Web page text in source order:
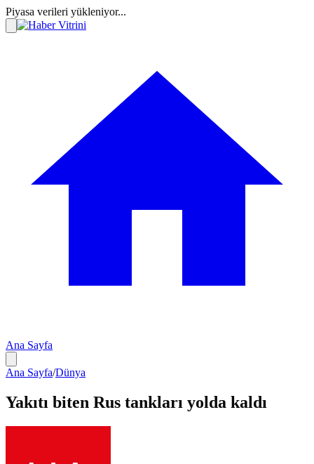
Piyasa verileri yükleniyor...
Ana Sayfa
Ana Sayfa/Dünya
Yakıtı biten Rus tankları yolda kaldı